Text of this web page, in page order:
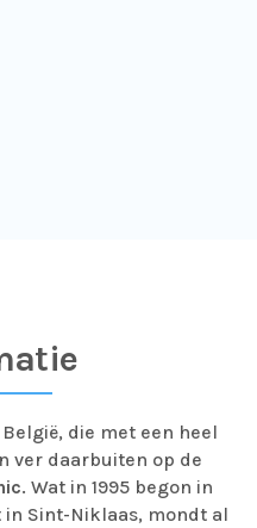
die met een heel
ver daarbuiten op de
. Wat in 1995 begon in
Sint-Niklaas, mondt al